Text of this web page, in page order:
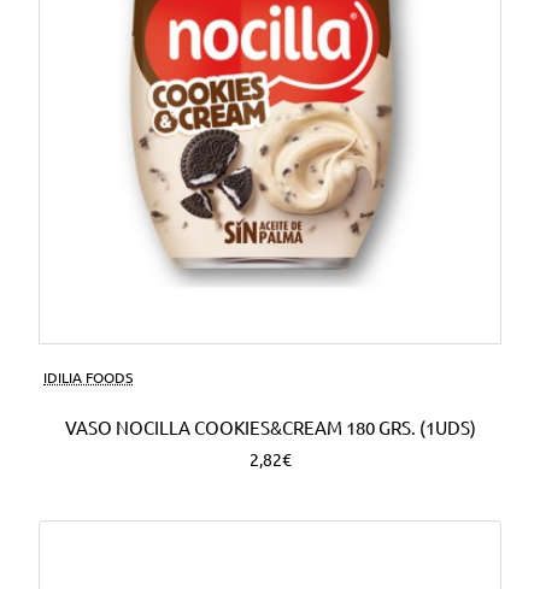
IDILIA FOODS
VASO NOCILLA COOKIES&CREAM 180 GRS. (1UDS)
2,82€